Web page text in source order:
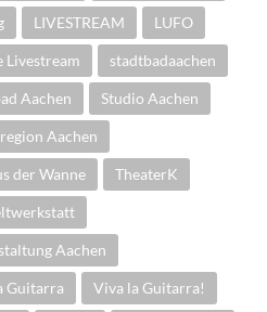
LIVESTREAM LUFO
Livestream stadtbadaachen
Aachen Studio Aachen
Aachen
der Wanne TheaterK
Aachen
Guitarra Viva la Guitarra!